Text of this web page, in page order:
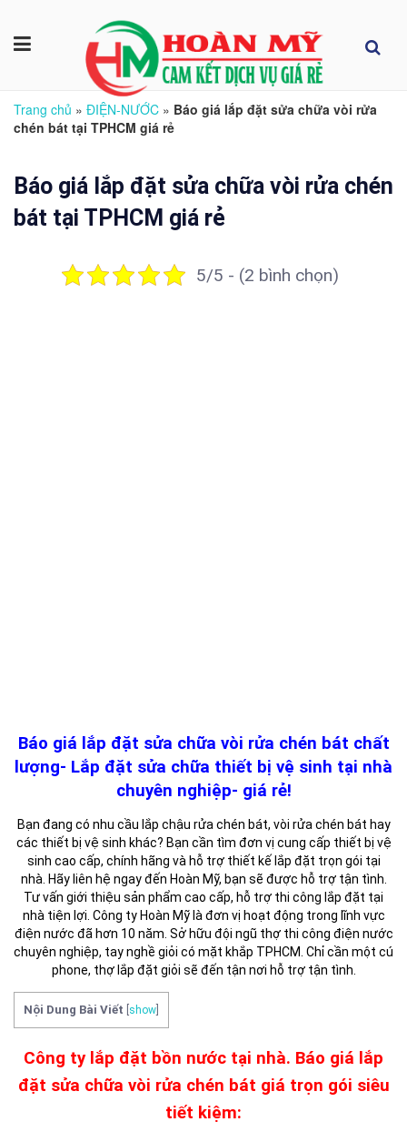
Trang chủ » ĐIỆN-NƯỚC » Báo giá lắp đặt sửa chữa vòi rửa
chén bát tại TPHCM giá rẻ
Báo giá lắp đặt sửa chữa vòi rửa chén
bát tại TPHCM giá rẻ
5/5 - (2 bình chọn)
Báo giá lắp đặt sửa chữa vòi rửa chén bát chất
lượng- Lắp đặt sửa chữa thiết bị vệ sinh tại nhà
chuyên nghiệp- giá rẻ!
Bạn đang có nhu cầu lắp chậu rửa chén bát, vòi rửa chén bát hay
các thiết bị vệ sinh khác? Bạn cần tìm đơn vị cung cấp thiết bị vệ
sinh cao cấp, chính hãng và hỗ trợ thiết kế lắp đặt trọn gói tại
nhà. Hãy liên hệ ngay đến Hoàn Mỹ, bạn sẽ được hỗ trợ tận tình.
Tư vấn giới thiệu sản phẩm cao cấp, hỗ trợ thi công lắp đặt tại
nhà tiện lợi. Công ty Hoàn Mỹ là đơn vị hoạt động trong lĩnh vực
điện nước đã hơn 10 năm. Sở hữu đội ngũ thợ thi công điện nước
chuyên nghiệp, tay nghề giỏi có mặt khắp TPHCM. Chỉ cần một cú
phone, thợ lắp đặt giỏi sẽ đến tận nơi hỗ trợ tận tình.
Nội Dung Bài Viết show
Công ty lắp đặt bồn nước tại nhà. Báo giá lắp
đặt sửa chữa vòi rửa chén bát giá trọn gói siêu
tiết kiệm: